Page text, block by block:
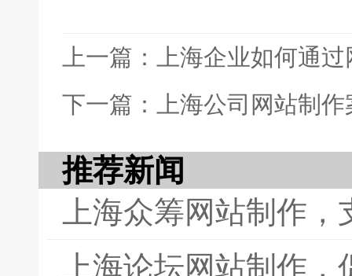
上一篇：上海企业如何通
下一篇：上海公司网站制
推荐新闻
上海众筹网站制作
上海论坛网站制作